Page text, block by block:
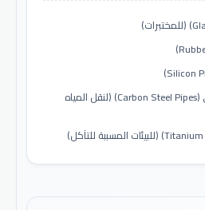
أنابيب الفولاذ الكربوني (Carbon Steel Pipes) (لنقل المياه